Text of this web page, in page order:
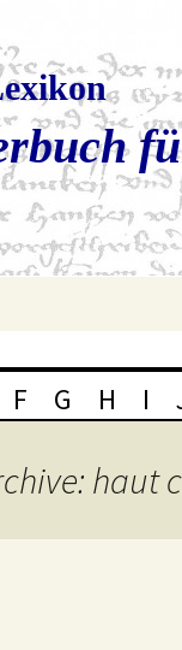
F G H I
haut